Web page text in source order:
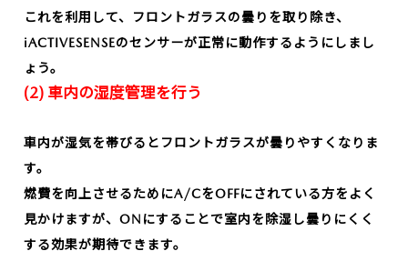
これを利用して、フロントガラスの曇りを取り除き、
iACTIVESENSEのセンサーが正常に動作するようにしまし
ょう。
(2) 車内の湿度管理を行う
車内が湿気を帯びるとフロントガラスが曇りやすくなりま
す。
燃費を向上させるためにA/CをOFFにされている方をよく
見かけますが、ONにすることで室内を除湿し曇りにくく
する効果が期待できます。